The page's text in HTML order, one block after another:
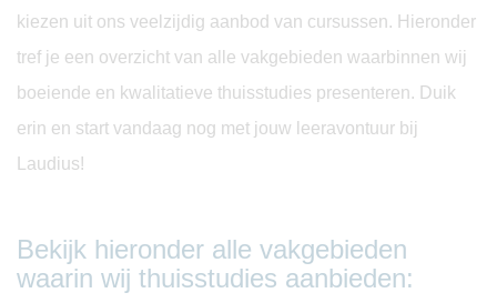
kiezen uit ons veelzijdig aanbod van cursussen. Hieronder
tref je een overzicht van alle vakgebieden waarbinnen wij
boeiende en kwalitatieve thuisstudies presenteren. Duik
erin en start vandaag nog met jouw leeravontuur bij
Laudius!
Bekijk hieronder alle vakgebieden
waarin wij thuisstudies aanbieden: